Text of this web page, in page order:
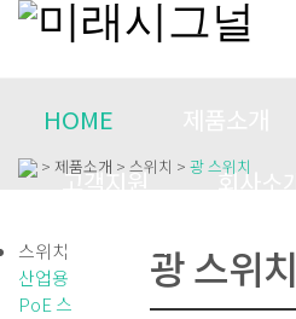
HOME
고객지원
회사소개
CONTACT US
> 제품소개 > 스위치 > 광 스위치
스위치
산업용
PoE 스
광 스위치